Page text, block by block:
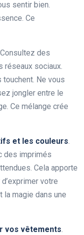
sentir bien.
Ce
des
réseaux sociaux.
Ne vous
jongler entre le
Ce mélange crée
et les couleurs.
des imprimés
Cela apporte
votre
magie dans une
vos vêtements.